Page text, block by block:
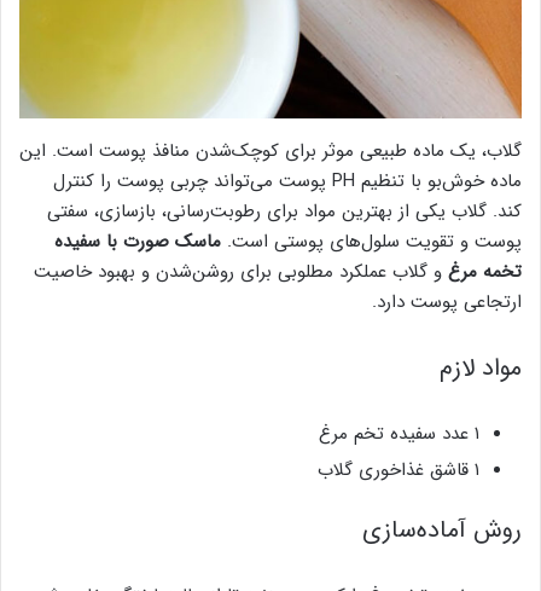
گلاب، یک ماده طبیعی موثر برای کوچک‌شدن منافذ پوست است. این
ماده خوش‌بو با تنظیم PH پوست می‌تواند چربی پوست را کنترل
کند. گلاب یکی از بهترین مواد برای رطوبت‌رسانی، بازسازی، سفتی
پوست و تقویت سلول‌های پوستی است. ماسک صورت با سفیده
تخمه مرغ و گلاب عملکرد مطلوبی برای روشن‌شدن و بهبود خاصیت
ارتجاعی پوست دارد.
مواد لازم
۱ عدد سفیده تخم مرغ
۱ قاشق غذاخوری گلاب
روش آماده‌سازی